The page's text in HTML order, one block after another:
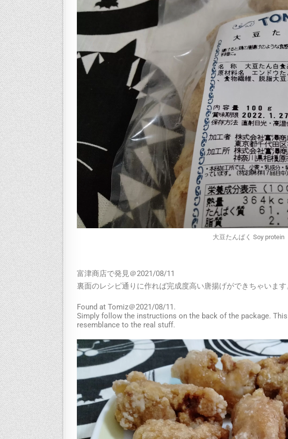
大豆たんぱく Soy protein
富津商店で発見＠2021/08/11
裏面のレシピ通りに作れば完成度高い唐揚げができちゃいます
Found at Tomiz＠2021/08/11.
Simply follow the instructions on the back of the package.
resemblance to the real stuff.